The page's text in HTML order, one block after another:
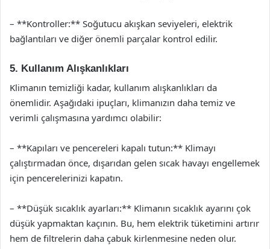
– **Kontroller:** Soğutucu akışkan seviyeleri, elektrik
bağlantıları ve diğer önemli parçalar kontrol edilir.
5. Kullanım Alışkanlıkları
Klimanın temizliği kadar, kullanım alışkanlıkları da
önemlidir. Aşağıdaki ipuçları, klimanızın daha temiz ve
verimli çalışmasına yardımcı olabilir:
– **Kapıları ve pencereleri kapalı tutun:** Klimayı
çalıştırmadan önce, dışarıdan gelen sıcak havayı engellemek
için pencerelerinizi kapatın.
– **Düşük sıcaklık ayarları:** Klimanın sıcaklık ayarını çok
düşük yapmaktan kaçının. Bu, hem elektrik tüketimini artırır
hem de filtrelerin daha çabuk kirlenmesine neden olur.